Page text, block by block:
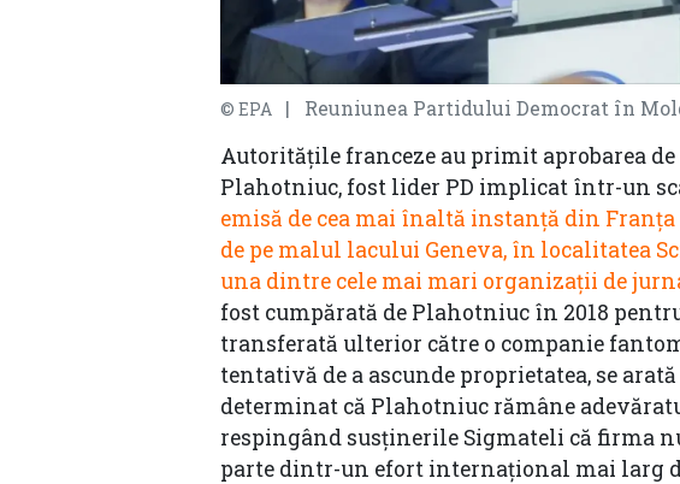
© EPA | Reuniunea Partidului Democrat în
Autoritățile franceze au primit aprobarea
Plahotniuc, fost lider PD implicat într-un
emisă de cea mai înaltă instanță din
de pe malul lacului Geneva, în localitatea
una dintre cele mai mari organizații de
fost cumpărată de Plahotniuc în 2018
transferată ulterior către o companie
tentativă de a ascunde proprietatea, se
determinat că Plahotniuc rămâne
respingând susținerile Sigmateli că firma
parte dintr-un efort internațional mai larg